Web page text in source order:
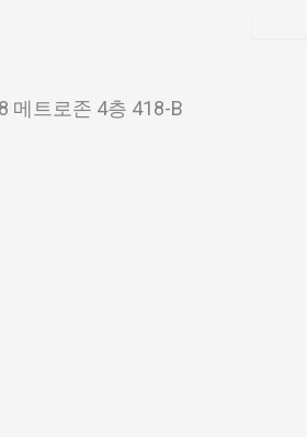
메트로존 4층 418-B